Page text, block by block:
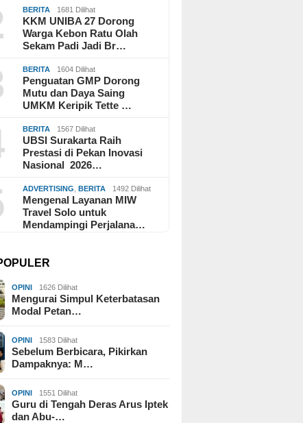
BERITA 1681 Dilihat
KKM UNIBA 27 Dorong
Warga Kebon Ratu Olah
Sekam Padi Jadi Br…
BERITA 1604 Dilihat
Penguatan GMP Dorong
Mutu dan Daya Saing
UMKM Keripik Tette …
BERITA 1567 Dilihat
UBSI Surakarta Raih
Prestasi di Pekan Inovasi
Nasional 2026…
ADVERTISING ,BERITA 1492 Dilihat
Mengenal Layanan MIW
Travel Solo untuk
Mendampingi Perjalana…
OPINI 1626 Dilihat
Mengurai Simpul Keterbatasan
Modal Petan…
OPINI 1583 Dilihat
Sebelum Berbicara, Pikirkan
Dampaknya: M…
OPINI 1551 Dilihat
Guru di Tengah Deras Arus Iptek
dan Abu-…